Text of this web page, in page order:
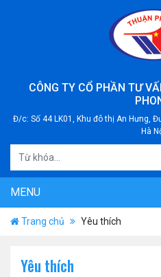
CÔNG TY CỔ PHẦN TƯ
Đ/c: Số 44 LK01, Khu đô thị An Hưng,
Hà
MENU
Trang chủ Yêu thích
Yêu thích